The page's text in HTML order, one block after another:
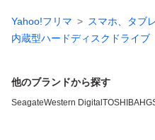
Yahoo!フリマ スマホ、タブ
内蔵型ハードディスクドライブ
他のブランドから探す
SeagateWestern Digital TOSHIBA